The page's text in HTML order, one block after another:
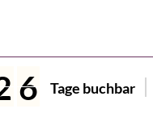
6 Tage buchbar